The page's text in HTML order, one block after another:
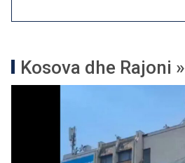
Kosova dhe Rajoni »